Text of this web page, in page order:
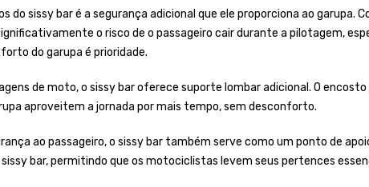
do sissy bar é a segurança adicional que ele proporciona ao
o risco de o passageiro cair durante a pilotagem,
do garupa é prioridade.
de moto, o sissy bar oferece suporte lombar adicional. O
aproveitem a jornada por mais tempo, sem desconforto.
ao passageiro, o sissy bar também serve como um ponto de
bar, permitindo que os motociclistas levem seus pertences